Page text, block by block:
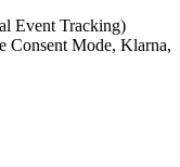
Event Tracking)
Consent Mode, Klarna,